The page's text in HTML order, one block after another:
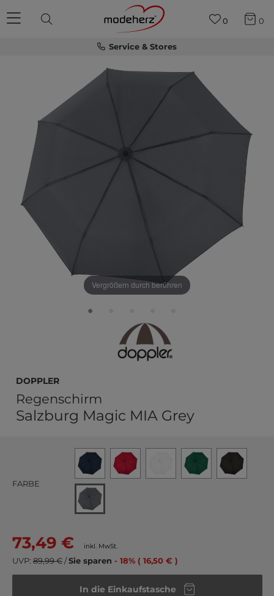
Service & Stores
0 0
Vergrößern durch berühren
doppler
Regenschirm
Salzburg Magic MIA Grey
FARBE
73,49 € inkl. MwSt.
UVP: 89,99 €/Sie sparen - 18% ( 16,50 € )
In die Einkaufstasche